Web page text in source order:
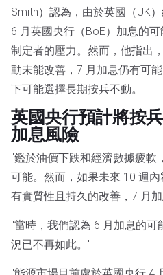
Smith）認為，由於英國（UK
6 月英國央行（BoE）加息的
制定者的壓力。然而，他指出
動未能改善，7 月加息仍有可
下可能選擇長期按兵不動。
英國央行預計將按
加息風險
"鑑於油價下跌和經濟數據疲軟
可能。然而，如果未來 10 週
有實質性且持久的改善，7 月
"當時，我們認為 6 月加息的
況已不再如此。"